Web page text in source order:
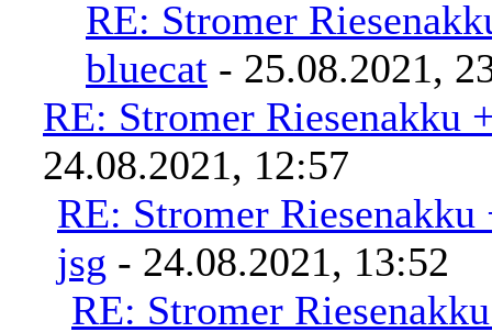
RE: Stromer
bluecat - 25.08.2021,
RE: Stromer Riesenakku
24.08.2021, 12:57
RE: Stromer
jsg - 24.08.2021, 13:52
RE: Stromer